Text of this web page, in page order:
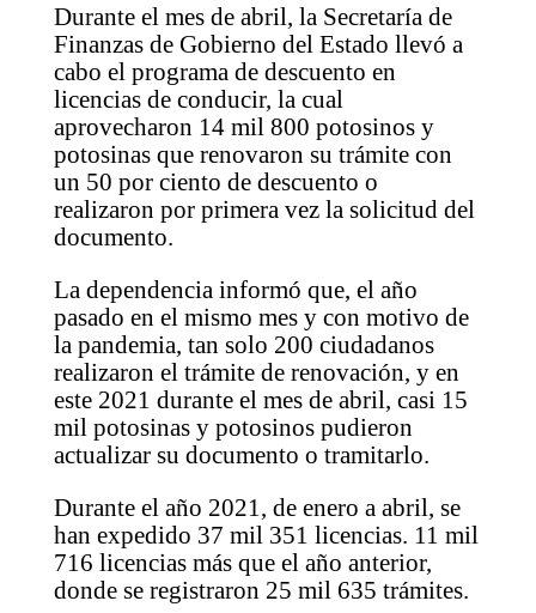
Durante el mes de abril, la Secretaría de
Finanzas de Gobierno del Estado llevó a
cabo el programa de descuento en
licencias de conducir, la cual
aprovecharon 14 mil 800 potosinos y
potosinas que renovaron su trámite con
un 50 por ciento de descuento o
realizaron por primera vez la solicitud del
documento.
La dependencia informó que, el año
pasado en el mismo mes y con motivo de
la pandemia, tan solo 200 ciudadanos
realizaron el trámite de renovación, y en
este 2021 durante el mes de abril, casi 15
mil potosinas y potosinos pudieron
actualizar su documento o tramitarlo.
Durante el año 2021, de enero a abril, se
han expedido 37 mil 351 licencias. 11 mil
716 licencias más que el año anterior,
donde se registraron 25 mil 635 trámites.